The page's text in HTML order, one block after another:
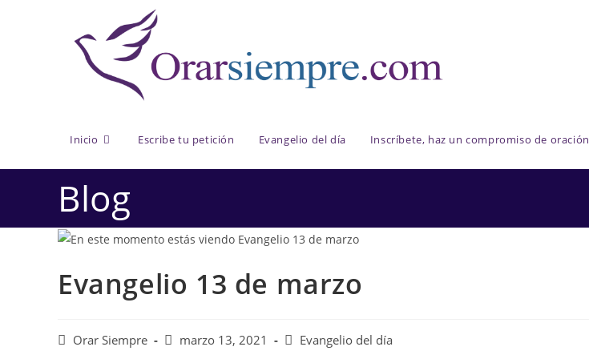
Inicio Escribe tu petición Evangelio del día Inscríbete, haz un compromiso de oración
Blog
Evangelio 13 de marzo
AutorOrar Siempre
Publicación
marzo 13, 2021
Categoría
Evangelio del día